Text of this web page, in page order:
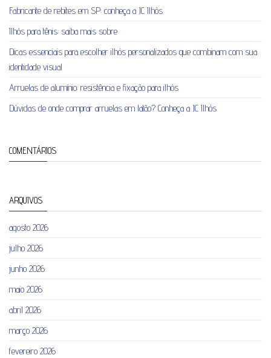
Fabricante de rebites em SP: conheça a JC Ilhós
Ilhós para tênis: saiba mais sobre
Dicas essenciais para escolher ilhós personalizados que combinam com sua
identidade visual
Arruelas de alumínio: resistência e fixação para ilhós
Dúvidas de onde comprar arruelas em latão? Conheça a JC Ilhós
COMENTÁRIOS
ARQUIVOS
agosto 2026
julho 2026
junho 2026
maio 2026
abril 2026
março 2026
fevereiro 2026